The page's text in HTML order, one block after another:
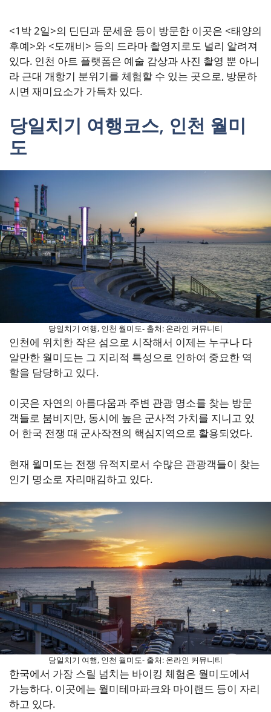
<1박 2일>의 딘딘과 문세윤 등이 방문한 이곳은 <태양의
후예>와 <도깨비> 등의 드라마 촬영지로도 널리 알려져
있다. 인천 아트 플랫폼은 예술 감상과 사진 촬영 뿐 아니
라 근대 개항기 분위기를 체험할 수 있는 곳으로, 방문하
시면 재미요소가 가득차 있다.
당일치기 여행코스, 인천 월미
도
당일치기 여행, 인천 월미도- 출처: 온라인 커뮤니티
인천에 위치한 작은 섬으로 시작해서 이제는 누구나 다
알만한 월미도는 그 지리적 특성으로 인하여 중요한 역
할을 담당하고 있다.
이곳은 자연의 아름다움과 주변 관광 명소를 찾는 방문
객들로 붐비지만, 동시에 높은 군사적 가치를 지니고 있
어 한국 전쟁 때 군사작전의 핵심지역으로 활용되었다.
현재 월미도는 전쟁 유적지로서 수많은 관광객들이 찾는
인기 명소로 자리매김하고 있다.
당일치기 여행, 인천 월미도- 출처: 온라인 커뮤니티
한국에서 가장 스릴 넘치는 바이킹 체험은 월미도에서
가능하다. 이곳에는 월미테마파크와 마이랜드 등이 자리
하고 있다.